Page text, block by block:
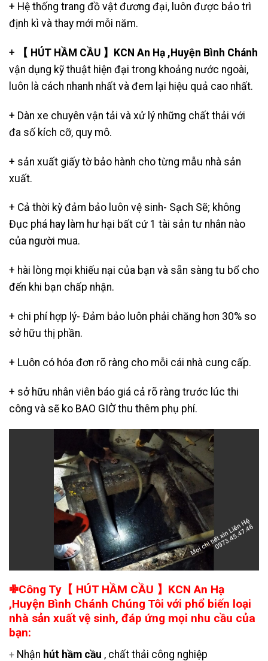
+ Hệ thống trang đồ vật đương đại, luôn được bảo trì
định kì và thay mới mỗi năm.
+
【 HÚT HẦM CẦU 】KCN An Hạ ,Huyện Bình Chánh
vận dụng kỹ thuật hiện đại trong khoảng nước ngoài,
luôn là cách nhanh nhất và đem lại hiệu quả cao nhất.
+ Dàn xe chuyên vận tải và xử lý những chất thải với
đa số kích cỡ, quy mô.
+ sản xuất giấy tờ bảo hành cho từng mẫu nhà sản
xuất.
+ Cả thời kỳ đảm bảo luôn vệ sinh- Sạch Sẽ; không
Đục phá hay làm hư hại bất cứ 1 tài sản tư nhân nào
của người mua.
+ hài lòng mọi khiếu nại của bạn và sẵn sàng tu bổ cho
đến khi bạn chấp nhận.
+ chi phí hợp lý- Đảm bảo luôn phải chăng hơn 30% so
sở hữu thị phần.
+ Luôn có hóa đơn rõ ràng cho mỗi cái nhà cung cấp.
+ sở hữu nhân viên báo giá cả rõ ràng trước lúc thi
công và sẽ ko BAO GIỜ thu thêm phụ phí.
✙Công Ty【 HÚT HẦM CẦU 】KCN An Hạ
,Huyện Bình Chánh Chúng Tôi với phổ biến loại
nhà sản xuất vệ sinh, đáp ứng mọi nhu cầu của
bạn:
+ Nhận hút hầm cầu , chất thải công nghiệp